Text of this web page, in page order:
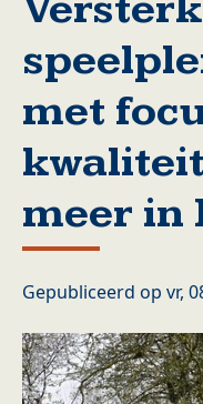
met
meer in
Gepubliceerd op vr,